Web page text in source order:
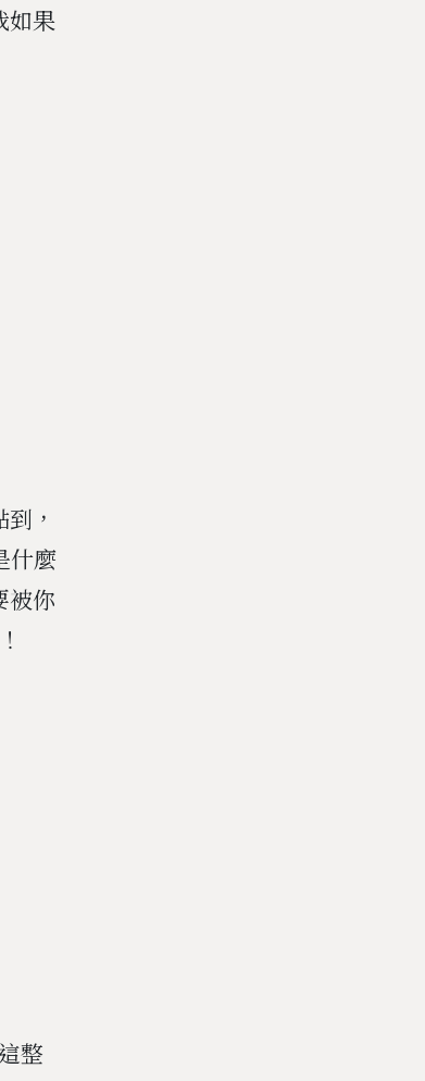
如果
，
什麼
被你
整